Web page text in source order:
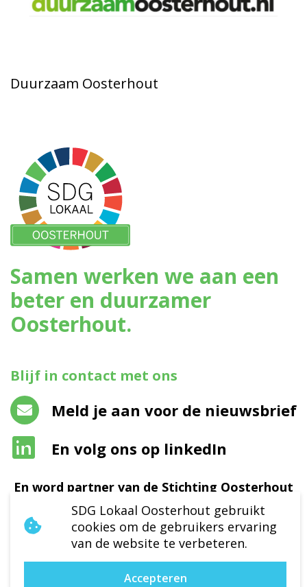
Duurzaam Oosterhout
Samen werken we aan een
beter en duurzamer
Oosterhout.
Blijf in contact met ons
Meld je aan voor de nieuwsbrief
En volg ons op linkedIn
En word partner van de Stichting Oosterhout
SDG Lokaal
Ik wil partner worden
SDG Lokaal Oosterhout gebruikt
cookies om de gebruikers ervaring
van de website te verbeteren.
Accepteren